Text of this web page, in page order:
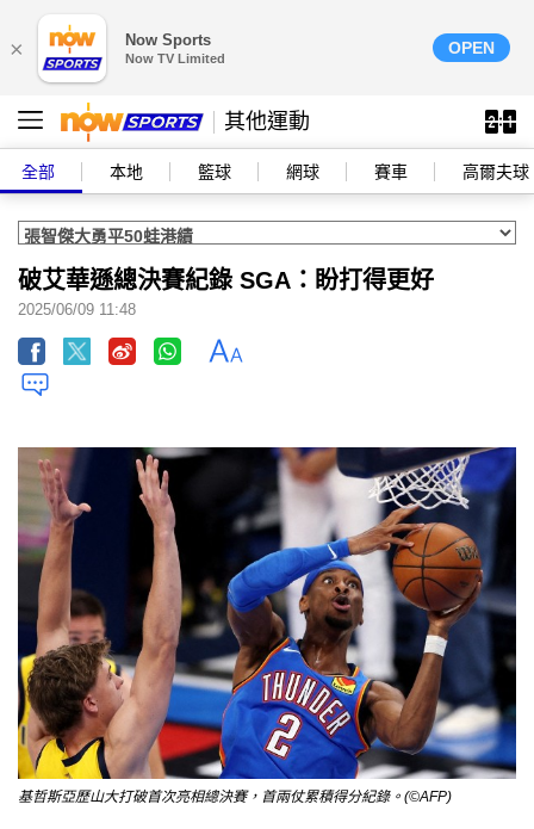
× Now Sports
Now TV Limited
OPEN
其他運動
全部 本地 籃球 網球 賽車 高爾夫球
破艾華遜總決賽紀錄 SGA：盼打得更好
2025/06/09 11:48
基哲斯亞歷山大打破首次亮相總決賽，首兩仗累積得分紀錄。(©AFP)